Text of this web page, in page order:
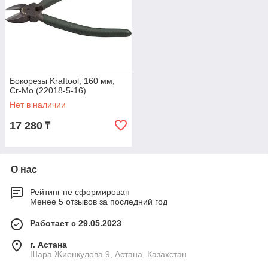
Бокорезы Kraftool, 160 мм,
Cr-Mo (22018-5-16)
Нет в наличии
17 280 ₸
О нас
Рейтинг не сформирован
Менее 5 отзывов за последний год
Работает с 29.05.2023
г. Астана
Шара Жиенкулова 9, Астана, Казахстан